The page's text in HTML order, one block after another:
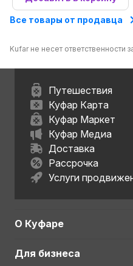
Все товары от продавца
Kufar не несет ответственности
Путешествия
Куфар Карта
Куфар Маркет
Куфар Медиа
Доставка
Рассрочка
Услуги
О Куфаре
Для бизнеса